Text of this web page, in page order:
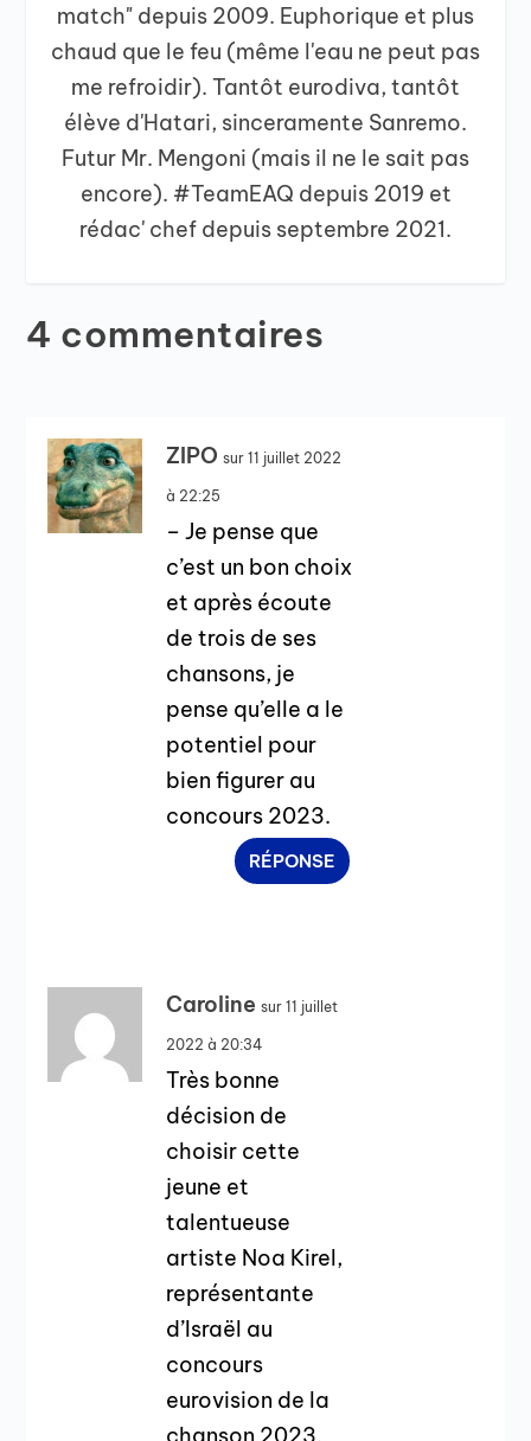
match" depuis 2009. Euphorique et plus
chaud que le feu (même l'eau ne peut pas
me refroidir). Tantôt eurodiva, tantôt
élève d'Hatari, sinceramente Sanremo.
Futur Mr. Mengoni (mais il ne le sait pas
encore). #TeamEAQ depuis 2019 et
rédac' chef depuis septembre 2021.
4 commentaires
ZIPO sur 11 juillet 2022
à 22:25
– Je pense que
c’est un bon choix
et après écoute
de trois de ses
chansons, je
pense qu’elle a le
potentiel pour
bien figurer au
concours 2023.
RÉPONSE
Caroline sur 11 juillet
2022 à 20:34
Très bonne
décision de
choisir cette
jeune et
talentueuse
artiste Noa Kirel,
représentante
d’Israël au
concours
eurovision de la
chanson 2023.